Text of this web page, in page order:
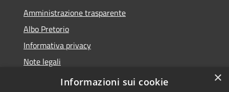
Amministrazione trasparente
Albo Pretorio
Informativa privacy
Note legali
Dichiarazione di accessibilità
×
Informazioni sui cookie